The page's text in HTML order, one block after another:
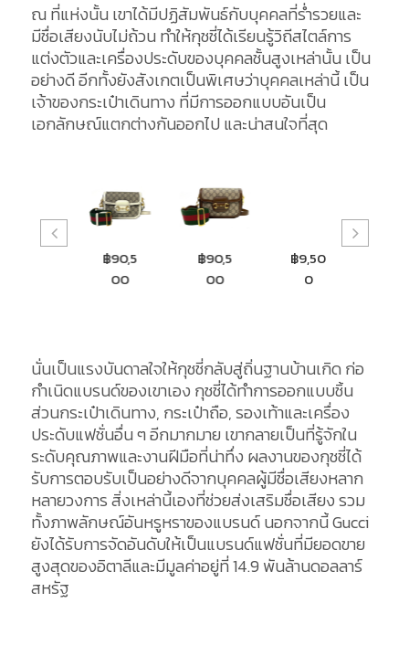
ณ ที่แห่งนั้น เขาได้มีปฏิสัมพันธ์กับบุคคลที่ร่ำรวยและ
มีชื่อเสียงนับไม่ถ้วน ทำให้กุชชี่ได้เรียนรู้วิถีสไตล์การ
แต่งตัวและเครื่องประดับของบุคคลชั้นสูงเหล่านั้น เป็น
อย่างดี อีกทั้งยังสังเกตเป็นพิเศษว่าบุคคลเหล่านี้ เป็น
เจ้าของกระเป๋าเดินทาง ที่มีการออกแบบอันเป็น
เอกลักษณ์แตกต่างกันออกไป และน่าสนใจที่สุด
฿90,5
00
฿90,5
00
฿9,50
นั่นเป็นแรงบันดาลใจให้กุชชี่กลับสู่ถิ่นฐานบ้านเกิด ก่อ
กำเนิดแบรนด์ของเขาเอง กุชชี่ได้ทำการออกแบบชิ้น
ส่วนกระเป๋าเดินทาง, กระเป๋าถือ, รองเท้าและเครื่อง
ประดับแฟชั่นอื่น ๆ อีกมากมาย เขากลายเป็นที่รู้จักใน
ระดับคุณภาพและงานฝีมือที่น่าทึ่ง ผลงานของกุชชี่ได้
รับการตอบรับเป็นอย่างดีจากบุคคลผู้มีชื่อเสียงหลาก
หลายวงการ สิ่งเหล่านี้เองที่ช่วยส่งเสริมชื่อเสียง รวม
ทั้งภาพลักษณ์อันหรูหราของแบรนด์ นอกจากนี้ Gucci
ยังได้รับการจัดอันดับให้เป็นแบรนด์แฟชั่นที่มียอดขาย
สูงสุดของอิตาลีและมีมูลค่าอยู่ที่ 14.9 พันล้านดอลลาร์
สหรัฐ